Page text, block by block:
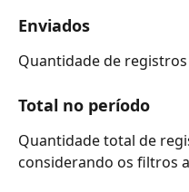
Enviados
Quantidade de
Total no período
Quantidade total de
considerando os filtros